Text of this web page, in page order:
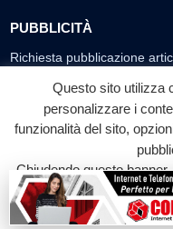
PUBBLICITÀ
Richiesta pubblicazione
SEGUICI SUI SOCIAL
f
Facebook
© 2026
Questo sito utilizza
personalizzare i
funzionalità del sito,
Chiudendo questo
su qualunque suo